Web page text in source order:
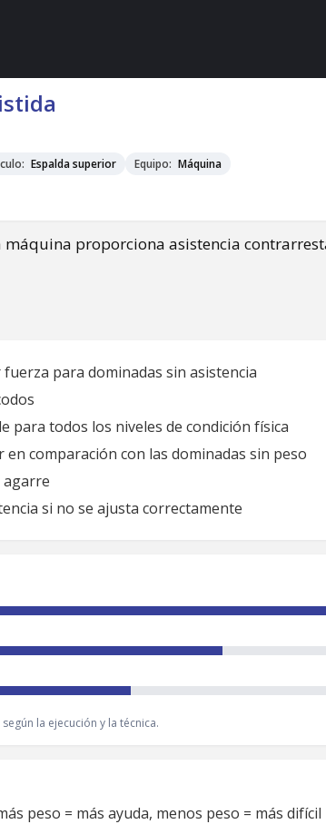
Espalda superior Equipo: Máquina
proporciona asistencia
para dominadas sin asistencia
para todos los niveles de condición física
comparación con las dominadas sin peso
agarre
si no se ajusta correctamente
la ejecución y la técnica.
peso = más ayuda, menos peso = más difícil